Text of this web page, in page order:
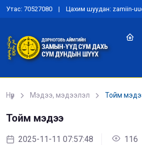
Утас: 70527080 | Цахим шуудан: zamiin-
Нүүр Мэдээ, мэдээлэл Тойм
Тойм мэдээ
2025-11-11 07:57:48 116